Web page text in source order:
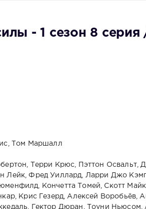
- 1 сезон 8 серия
Том Маршалл
Терри Крюс, Пэттон Освальт,
Лейк, Фред Уиллард, Ларри Джо
Кончетта Томей, Скотт
Крис Гезерд, Алексей Воробьёв,
Гектор Дюран, Тоуни Ньюсом,